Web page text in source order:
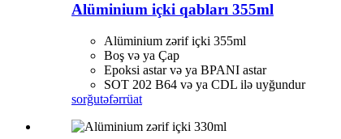
Alüminium içki qabları 355ml
Alüminium zərif içki 355ml
Boş və ya Çap
Epoksi astar və ya BPANI astar
SOT 202 B64 və ya CDL ilə uyğundur
sorğutəfərrüat